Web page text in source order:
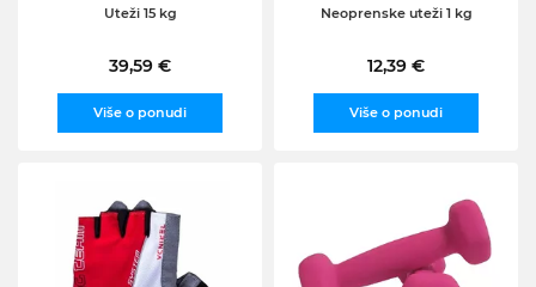
Uteži 15 kg
39,59 €
Više o ponudi
Neoprenske uteži 1 kg
12,39 €
Više o ponudi